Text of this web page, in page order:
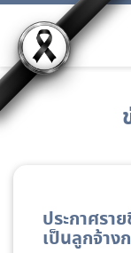
ประกาศรา
เป็นลูกจ้า